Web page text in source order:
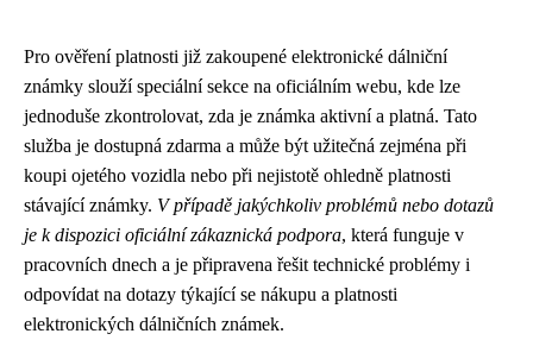
Pro ověření platnosti již zakoupené elektronické dálniční
známky slouží speciální sekce na oficiálním webu, kde lze
jednoduše zkontrolovat, zda je známka aktivní a platná. Tato
služba je dostupná zdarma a může být užitečná zejména při
koupi ojetého vozidla nebo při nejistotě ohledně platnosti
stávající známky. V případě jakýchkoliv problémů nebo dotazů
je k dispozici oficiální zákaznická podpora, která funguje v
pracovních dnech a je připravena řešit technické problémy i
odpovídat na dotazy týkající se nákupu a platnosti
elektronických dálničních známek.